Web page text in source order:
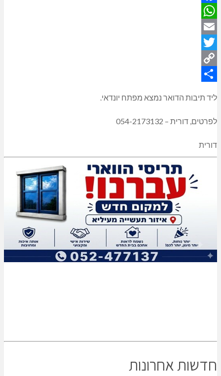
Facebook
WhatsApp
Email
Twitter
Copy
ליד תיבות הדואר נמצא מפתח יונדאי.
לפרטים, דורית – 054-2173132
דורית
חדשות אחרונות